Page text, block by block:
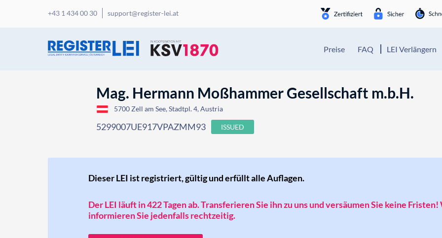
+43 1 434 00 30 support@register-lei.at
Preise FAQ LEI Verlängern
Mag. Hermann Moßhammer Gesellschaft m.b.H.
5700 Zell am See, Stadtpl. 4, Austria
5299007UE917VPAZMM93 ISSUED
Dieser LEI ist registriert, gültig und erfüllt alle Auflagen.
Der LEI läuft in 422 Tagen ab. Transferieren Sie ihn zu uns und versäumen Sie keine
informieren Sie jedenfalls rechtzeitig.